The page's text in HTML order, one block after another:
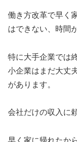
働き方改革で早く
はできない、時間
特に大手企業では
小企業はまだ大丈
があります。
会社だけの収入に